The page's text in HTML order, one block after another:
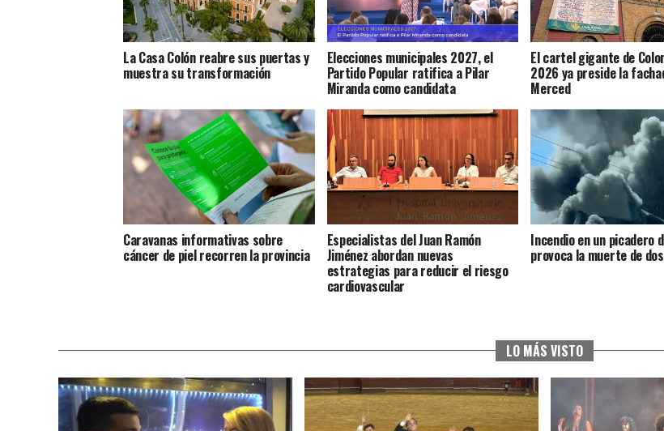
La Casa Colón reabre sus puertas y
muestra su transformación
Elecciones municipales 2027, el
Partido Popular ratifica a Pilar
Miranda como candidata
El cartel gigante de
2026 ya preside la
Merced
Caravanas informativas sobre
cáncer de piel recorren la provincia
Especialistas del Juan Ramón
Jiménez abordan nuevas
estrategias para reducir el riesgo
cardiovascular
Incendio en un picadero
provoca la muerte de
LO MÁS VISTO